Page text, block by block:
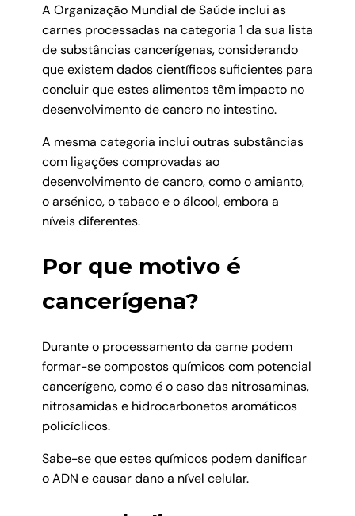
A Organização Mundial de Saúde inclui as
carnes processadas na categoria 1 da sua lista
de substâncias cancerígenas, considerando
que existem dados científicos suficientes para
concluir que estes alimentos têm impacto no
desenvolvimento de cancro no intestino.
A mesma categoria inclui outras substâncias
com ligações comprovadas ao
desenvolvimento de cancro, como o amianto,
o arsénico, o tabaco e o álcool, embora a
níveis diferentes.
Por que motivo é
cancerígena?
Durante o processamento da carne podem
formar-se compostos químicos com potencial
cancerígeno, como é o caso das nitrosaminas,
nitrosamidas e hidrocarbonetos aromáticos
policíclicos.
Sabe-se que estes químicos podem danificar
o ADN e causar dano a nível celular.